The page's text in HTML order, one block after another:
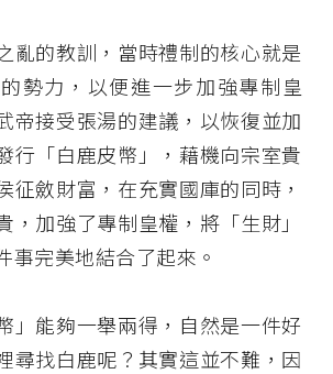
亂的教訓，當時禮制的核心就是
勢力，以便進一步加強專制皇
帝接受張湯的建議，以恢復並加
行「白鹿皮幣」，藉機向宗室貴
征斂財富，在充實國庫的同時，
，加強了專制皇權，將「生財」
事完美地結合了起來。
」能夠一舉兩得，自然是一件好
尋找白鹿呢？其實這並不難，因